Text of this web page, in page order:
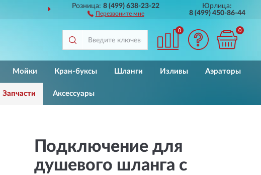
ДОСТАВИМ ПО ВСЕЙ РОССИИ
Розница:8 (499) 638-23-22
Перезвоните мне
Юрлица:
8 (499) 450-86-44
0 0
Мойки Кран-буксы Шланги Изливы Аэраторы
Запчасти Аксессуары
Подключение для
душевого шланга с